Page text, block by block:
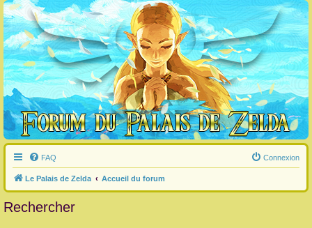
FAQ Connexion
Le Palais de Zelda Accueil du forum
Rechercher